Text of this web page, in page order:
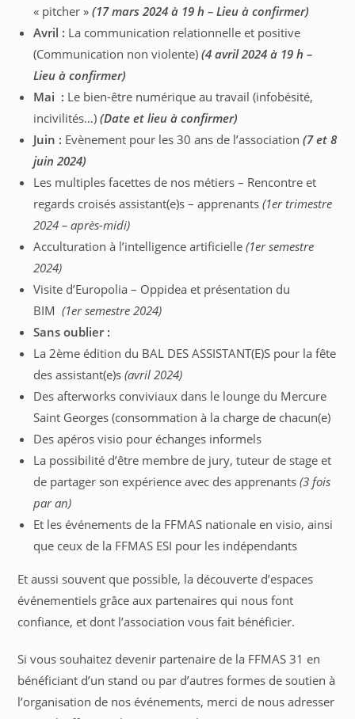
« pitcher »(17 mars 2024 à 19 h – Lieu à confirmer)
Avril : La communication relationnelle et positive
(Communication non violente)(4 avril 2024 à 19 h –
Lieu à confirmer)
Mai : Le bien-être numérique au travail (infobésité,
incivilités…)(Date et lieu à confirmer)
Juin : Evènement pour les 30 ans de l’association(7 et 8
juin 2024)
Les multiples facettes de nos métiers – Rencontre et
regards croisés assistant(e)s – apprenants(1er trimestre
2024 – après-midi)
Acculturation à l’intelligence artificielle(1er semestre
2024)
Visite d’Europolia – Oppidea et présentation du
BIM(1er semestre 2024)
Sans oublier :
La 2ème édition du BAL DES ASSISTANT(E)S pour la fête
des assistant(e)s(avril 2024)
Des afterworks conviviaux dans le lounge du Mercure
Saint Georges (consommation à la charge de chacun(e)
Des apéros visio pour échanges informels
La possibilité d’être membre de jury, tuteur de stage et
de partager son expérience avec des apprenants(3 fois
par an)
Et les événements de la FFMAS nationale en visio, ainsi
que ceux de la FFMAS ESI pour les indépendants
Et aussi souvent que possible, la découverte d’espaces
événementiels grâce aux partenaires qui nous font
confiance, et dont l’association vous fait bénéficier.
Si vous souhaitez devenir partenaire de la FFMAS 31 en
bénéficiant d’un stand ou par d’autres formes de soutien à
l’organisation de nos événements, merci de nous adresser